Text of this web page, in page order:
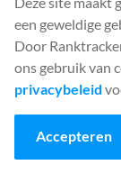
kunnen delen.
Om
beginnen met
Twitter of
die gerelateerd
een geweldige
Door
ons gebruik van
privacybeleid
Accepteren